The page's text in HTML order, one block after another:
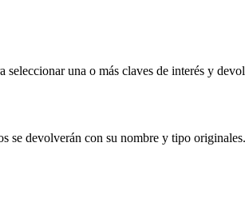
una o más claves de interés y
se devolverán con su nombre y tipo originales.